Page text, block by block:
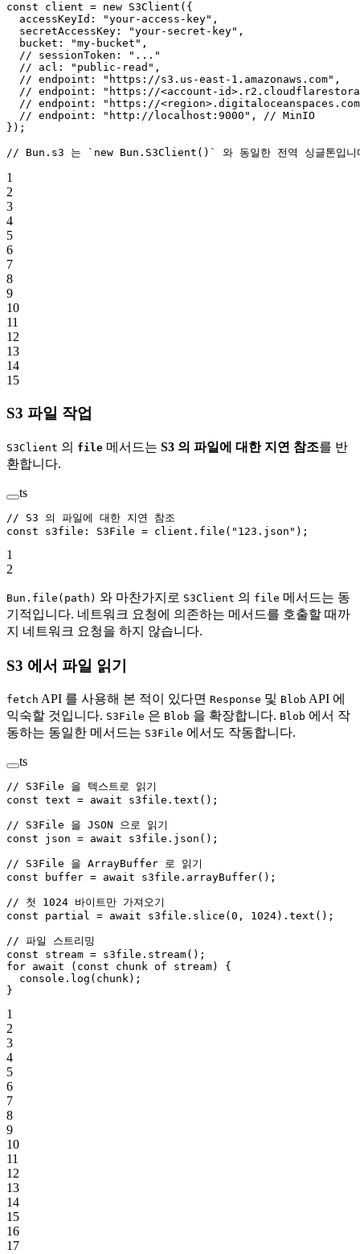
const client = new S3Client ({
  accessKeyId:
"your-access-key" ,
  secretAccessKey:
"your-secret-key" ,
  bucket:
"my-bucket" ,
  // sessionToken: "..."
  // acl: "public-read",
  // endpoint: "https://s3.us-east-1.amazonaws.com",
// endpoint: "https://<account-
// endpoint: "https://
  // endpoint: "http://localhost:9000",
// MinIO
});
// Bun.s3 는 `new Bun.S3Client()` 와 동일한 전역 싱글톤입니
1
2
3
4
5
6
7
8
9
10
11
12
13
14
15
S3 파일 작업
S3Client 의 file 메서드는 S3 의 파일에 대한 지연 참조를 반
환합니다.
ts
// S3 의 파일에 대한 지연 참조
const s3file : S3File = client. file ( "123.json" );
1
2
Bun.file(path) 와 마찬가지로 S3Client 의 file 메서드는 동
기적입니다. 네트워크 요청에 의존하는 메서드를 호출할 때까
지 네트워크 요청을 하지 않습니다.
S3 에서 파일 읽기
fetch API 를 사용해 본 적이 있다면 Response 및 Blob API 에
익숙할 것입니다. S3File 은 Blob 을 확장합니다. Blob 에서 작
동하는 동일한 메서드는 S3File 에서도 작동합니다.
ts
// S3File 을 텍스트로 읽기
const text = await s3file. text ();
// S3File 을 JSON 으로 읽기
const json = await s3file. json ();
// S3File 을 ArrayBuffer 로 읽기
const buffer = await s3file. arrayBuffer();
// 첫 1024 바이트만 가져오기
const partial = await s3file. slice ( 0 , 1024). text ();
// 파일 스트리밍
const stream = s3file. stream();
for await ( const chunk of stream) {
  console.
log (chunk);
}
1
2
3
4
5
6
7
8
9
10
11
12
13
14
15
16
17